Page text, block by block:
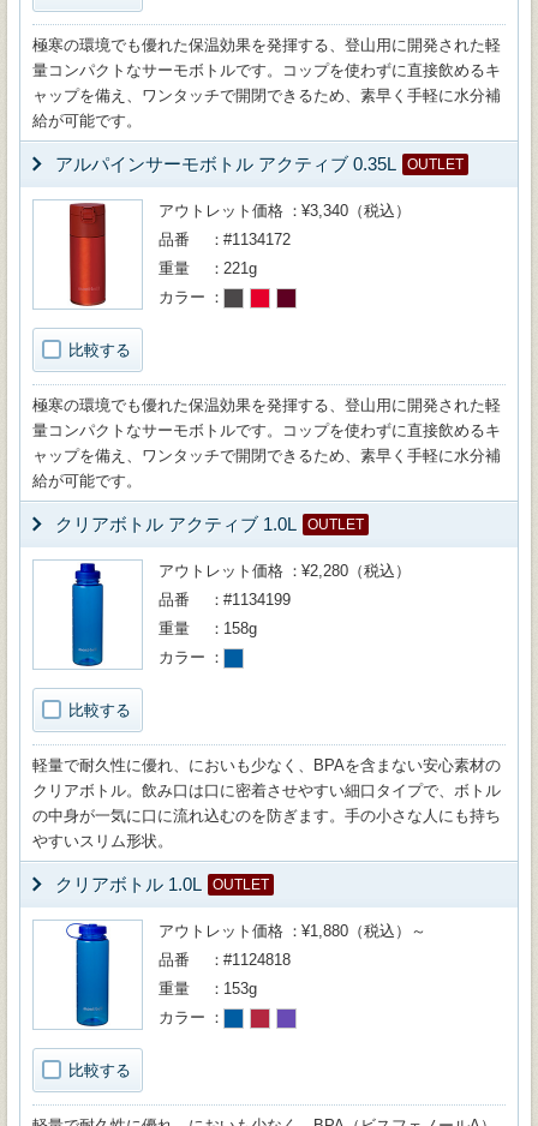
極寒の環境でも優れた保温効果を発揮する、登山用に開発された軽
量コンパクトなサーモボトルです。コップを使わずに直接飲めるキ
ャップを備え、ワンタッチで開閉できるため、素早く手軽に水分補
給が可能です。
アルパインサーモボトル アクティブ 0.35L OUTLET
比較する
アウトレット価格
¥3,340（税込）
品番
#1134172
重量
221g
カラー
極寒の環境でも優れた保温効果を発揮する、登山用に開発された軽
量コンパクトなサーモボトルです。コップを使わずに直接飲めるキ
ャップを備え、ワンタッチで開閉できるため、素早く手軽に水分補
給が可能です。
クリアボトル アクティブ 1.0L OUTLET
比較する
アウトレット価格
¥2,280（税込）
品番
#1134199
重量
158g
カラー
軽量で耐久性に優れ、においも少なく、BPAを含まない安心素材の
クリアボトル。飲み口は口に密着させやすい細口タイプで、ボトル
の中身が一気に口に流れ込むのを防ぎます。手の小さな人にも持ち
やすいスリム形状。
クリアボトル 1.0L OUTLET
比較する
アウトレット価格
¥1,880（税込）～
品番
#1124818
重量
153g
カラー